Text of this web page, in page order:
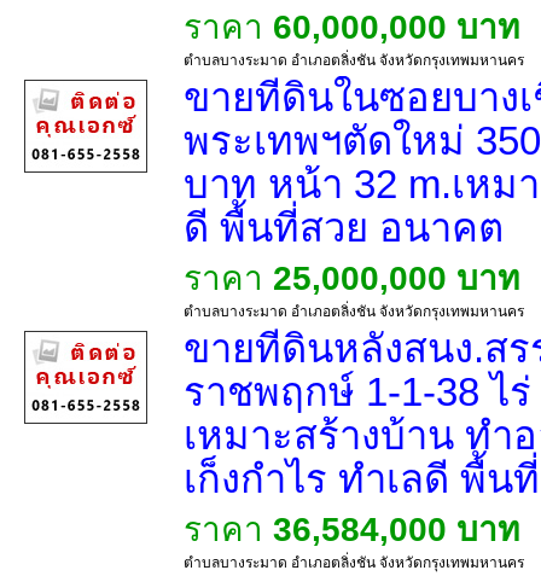
ราคา 60,000,000 บาท
ตำบลบางระมาด อำเภอตลิ่งชัน จังหวัดกรุงเทพมหานคร
ขายที่ดินในซอยบาง
พระเทพฯตัดใหม่
บาท หน้า 32 m.เหม
ดี พื้นที่สวย อนาคต
ราคา 25,000,000 บาท
ตำบลบางระมาด อำเภอตลิ่งชัน จังหวัดกรุงเทพมหานคร
ขายที่ดินหลังสนง.ส
ราชพฤกษ์ 1-1-38 ไ
เหมาะสร้างบ้าน ท
เก็งกำไร ทำเลดี พื้น
ราคา 36,584,000 บาท
ตำบลบางระมาด อำเภอตลิ่งชัน จังหวัดกรุงเทพมหานคร